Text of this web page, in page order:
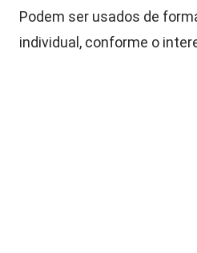
Podem ser usados de
individual, conforme o